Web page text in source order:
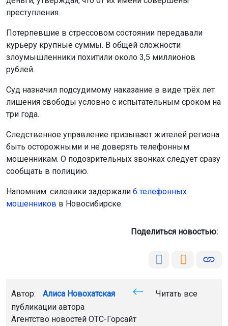
преступления.
Потерпевшие в стрессовом состоянии передавали
курьеру крупные суммы. В общей сложности
злоумышленники похитили около 3,5 миллионов
рублей.
Суд назначил подсудимому наказание в виде трёх лет
лишения свободы условно с испытательным сроком на
три года.
Следственное управление призывает жителей региона
быть осторожными и не доверять телефонным
мошенникам. О подозрительных звонках следует сразу
сообщать в полицию.
Напомним: силовики задержали 6 телефонных
мошенников в Новосибирске.
Поделиться новостью:
Автор: Алиса Новохатская
Читать все
публикации автора
Агентство новостей ОТС-Горсайт